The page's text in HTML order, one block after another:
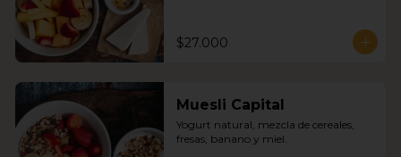
$27.000
Muesli Capital
Yogurt natural, mezcla de cereales,
fresas, banano y miel.